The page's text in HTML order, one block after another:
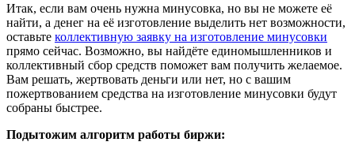
Итак, если вам очень нужна минусовка, но вы не можете её
найти, а денег на её изготовление выделить нет возможности,
оставьте коллективную заявку на изготовление минусовки
прямо сейчас. Возможно, вы найдёте единомышленников и
коллективный сбор средств поможет вам получить желаемое.
Вам решать, жертвовать деньги или нет, но с вашим
пожертвованием средства на изготовление минусовки будут
собраны быстрее.
Подытожим алгоритм работы биржи: